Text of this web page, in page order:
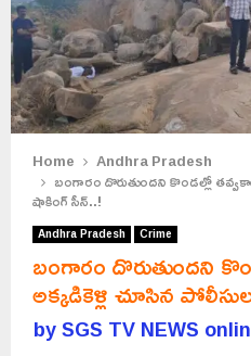
Home Andhra Pradesh
బంగారం దొరుతుందని కొండల్లో
షాకింగ్ సీన్..!
Andhra Pradesh Crime
బంగారం దొరుతుందని
అక్కడికెళ్లి చూసిన
bySGS TV NEWS